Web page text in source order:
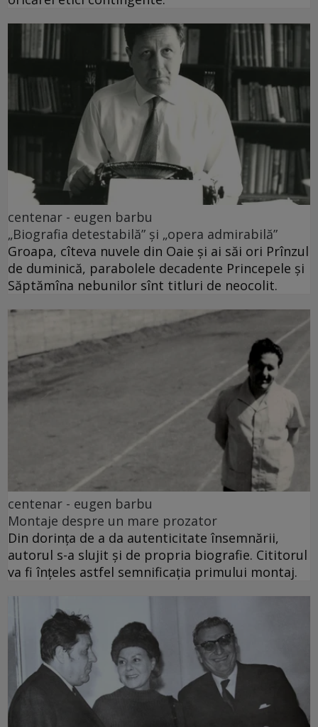
centenar - eugen barbu
„Biografia detestabilă” și „opera admirabilă”
Groapa, cîteva nuvele din Oaie și ai săi ori Prînzul
de duminică, parabolele decadente Princepele și
Săptămîna nebunilor sînt titluri de neocolit.
centenar - eugen barbu
Montaje despre un mare prozator
Din dorința de a da autenticitate însemnării,
autorul s-a slujit și de propria biografie. Cititorul
va fi înțeles astfel semnificația primului montaj.